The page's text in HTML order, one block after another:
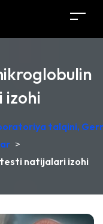
talqini,
>
natijalari izohi